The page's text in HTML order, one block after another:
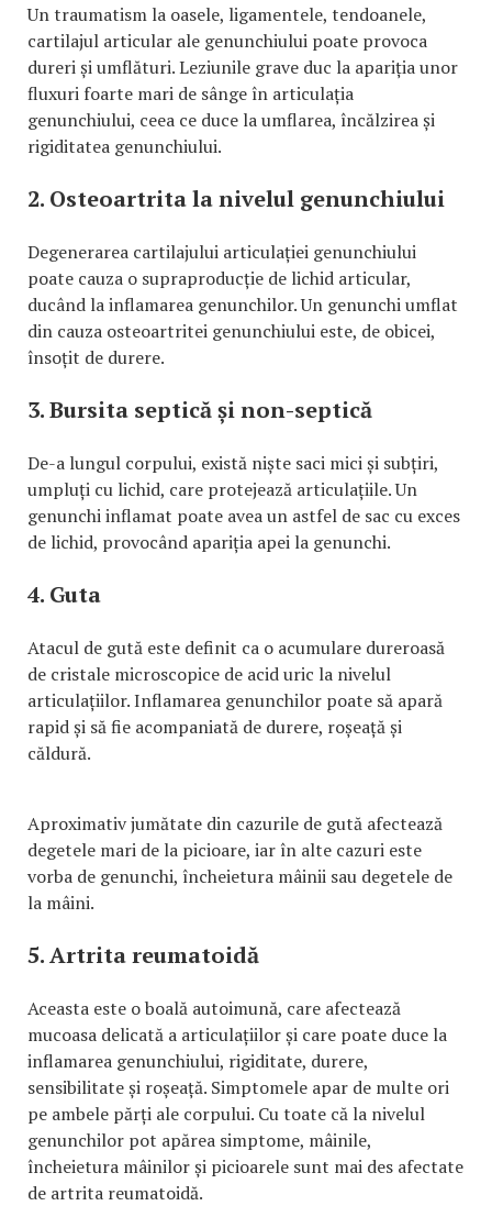
Un traumatism la oasele, ligamentele, tendoanele,
cartilajul articular ale genunchiului poate provoca
dureri și umflături. Leziunile grave duc la apariția unor
fluxuri foarte mari de sânge în articulația
genunchiului, ceea ce duce la umflarea, încălzirea și
rigiditatea genunchiului.
2. Osteoartrita la nivelul genunchiului
Degenerarea cartilajului articulației genunchiului
poate cauza o supraproducție de lichid articular,
ducând la inflamarea genunchilor. Un genunchi umflat
din cauza osteoartritei genunchiului este, de obicei,
însoțit de durere.
3. Bursita septică și non-septică
De-a lungul corpului, există niște saci mici și subțiri,
umpluți cu lichid, care protejează articulațiile. Un
genunchi inflamat poate avea un astfel de sac cu exces
de lichid, provocând apariția apei la genunchi.
4. Guta
Atacul de gută este definit ca o acumulare dureroasă
de cristale microscopice de acid uric la nivelul
articulațiilor. Inflamarea genunchilor poate să apară
rapid și să fie acompaniată de durere, roșeață și
căldură.
Aproximativ jumătate din cazurile de gută afectează
degetele mari de la picioare, iar în alte cazuri este
vorba de genunchi, încheietura mâinii sau degetele de
la mâini.
5. Artrita reumatoidă
Aceasta este o boală autoimună, care afectează
mucoasa delicată a articulațiilor și care poate duce la
inflamarea genunchiului, rigiditate, durere,
sensibilitate și roșeață. Simptomele apar de multe ori
pe ambele părți ale corpului. Cu toate că la nivelul
genunchilor pot apărea simptome, mâinile,
încheietura mâinilor și picioarele sunt mai des afectate
de artrita reumatoidă.